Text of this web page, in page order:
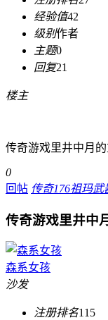
经验值42
级别作者
主题0
回复21
楼主
传奇游戏里井中月的
0
回帖 传奇176祖玛
传奇游戏里井中
森系女孩
沙发
注册排名115